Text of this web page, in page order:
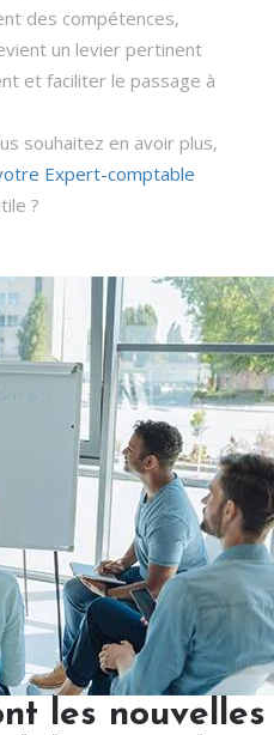
des compétences,
un levier pertinent
et faciliter le passage à
souhaitez en avoir plus,
Expert-comptable
?
les nouvelles